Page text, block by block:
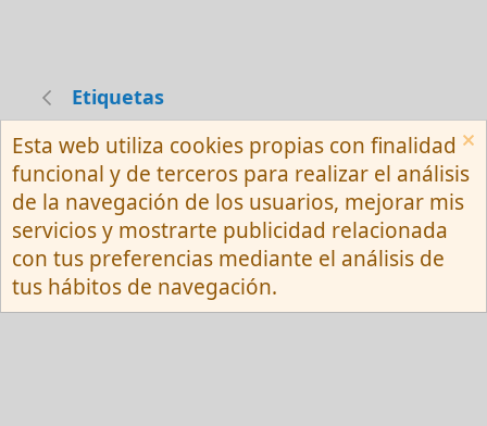
Etiquetas
Español (Neutro) Tu
Contactarnos
Términos y reglas
Privacy policy
Ayuda
R
S
S
Community platform by XenForo ® © 2010-
2026 XenForo Ltd.
Esta web utiliza cookies propias con finalidad
funcional y de terceros para realizar el análisis
de la navegación de los usuarios, mejorar mis
servicios y mostrarte publicidad relacionada
con tus preferencias mediante el análisis de
tus hábitos de navegación.